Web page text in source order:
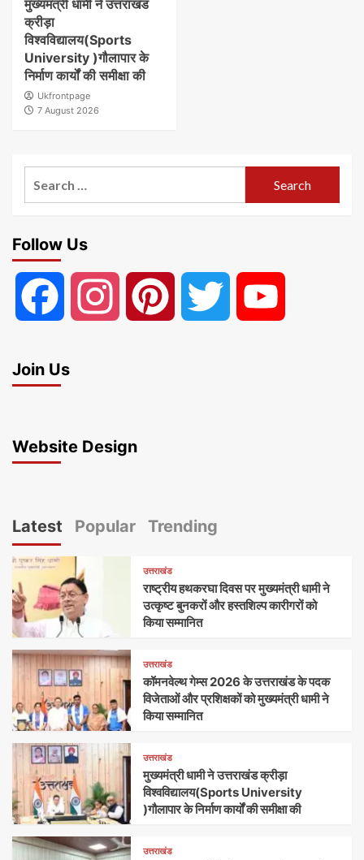
मुख्यमंत्री धामी ने उत्तराखंड
क्रीड़ा
विश्वविद्यालय(Sports
University )गौलापार के
निर्माण कार्यों की समीक्षा की
Ukfrontpage
7 August 2026
Follow Us
Facebook Instagram Pinterest Twitter
Join Us
Website Design
Latest Popular Trending
उत्तराखंड
राष्ट्रीय हथकरघा दिवस पर मुख्यमंत्री धामी ने
उत्कृष्ट बुनकरों और हस्तशिल्प कारीगरों को
किया सम्मानित
उत्तराखंड
कॉमनवेल्थ गेम्स 2026 के उत्तराखंड के पदक
विजेताओं और प्रशिक्षकों को मुख्यमंत्री धामी ने
किया सम्मानित
उत्तराखंड
मुख्यमंत्री धामी ने उत्तराखंड क्रीड़ा
विश्वविद्यालय(Sports University
)गौलापार के निर्माण कार्यों की समीक्षा की
उत्तराखंड